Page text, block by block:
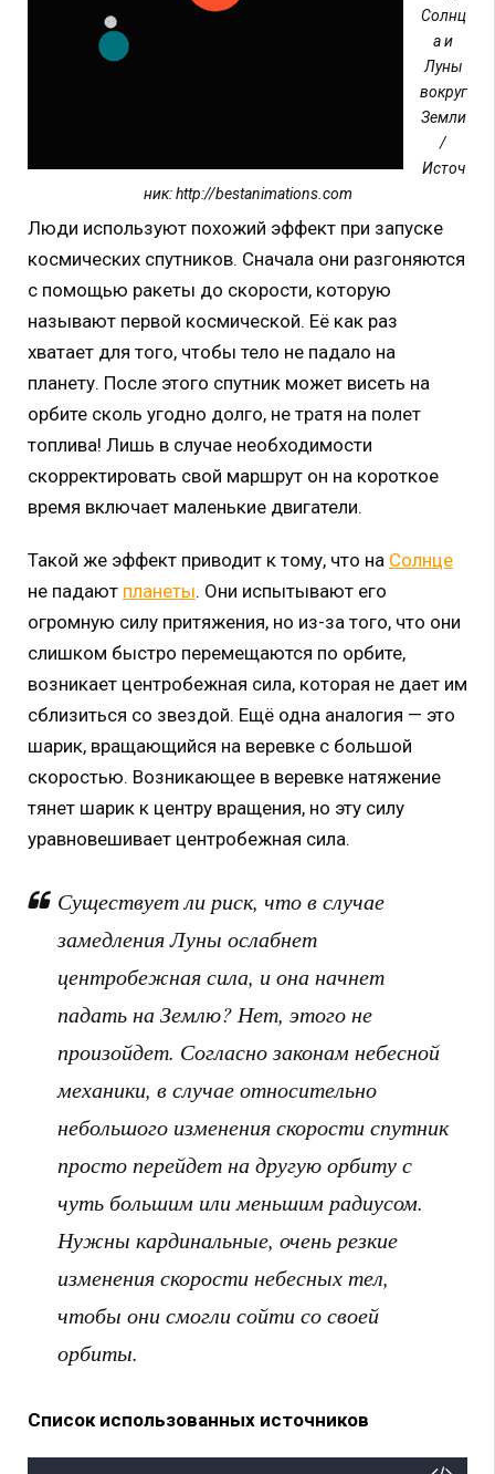
Солнц
а и
Луны
вокруг
Земли
/
Источ
ник: http://bestanimations.com
Люди используют похожий эффект при запуске
космических спутников. Сначала они разгоняются
с помощью ракеты до скорости, которую
называют первой космической. Её как раз
хватает для того, чтобы тело не падало на
планету. После этого спутник может висеть на
орбите сколь угодно долго, не тратя на полет
топлива! Лишь в случае необходимости
скорректировать свой маршрут он на короткое
время включает маленькие двигатели.
Такой же эффект приводит к тому, что на Солнце
не падают планеты. Они испытывают его
огромную силу притяжения, но из-за того, что они
слишком быстро перемещаются по орбите,
возникает центробежная сила, которая не дает им
сблизиться со звездой. Ещё одна аналогия — это
шарик, вращающийся на веревке с большой
скоростью. Возникающее в веревке натяжение
тянет шарик к центру вращения, но эту силу
уравновешивает центробежная сила.
Существует ли риск, что в случае
замедления Луны ослабнет
центробежная сила, и она начнет
падать на Землю? Нет, этого не
произойдет. Согласно законам небесной
механики, в случае относительно
небольшого изменения скорости спутник
просто перейдет на другую орбиту с
чуть большим или меньшим радиусом.
Нужны кардинальные, очень резкие
изменения скорости небесных тел,
чтобы они смогли сойти со своей
орбиты.
Список использованных источников